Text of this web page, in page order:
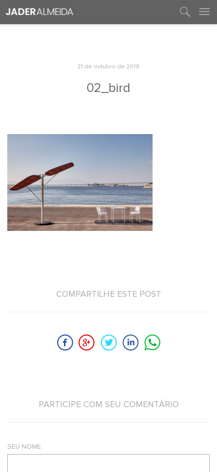
21 de outubro de 2019
02_bird
COMPARTILHE ESTE POST
PARTICIPE COM SEU COMENTÁRIO
SEU NOME